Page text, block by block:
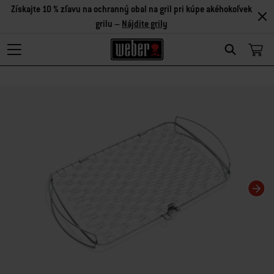
Search
Získajte 10 % zľavu na ochranný obal na gril pri kúpe akéhokoľvek
grilu – Nájdite grily